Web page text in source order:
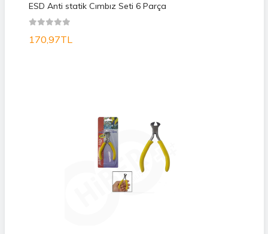
ESD Anti statik Cımbız Seti 6 Parça
170,97TL